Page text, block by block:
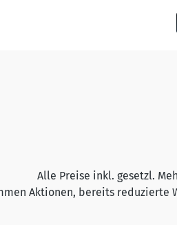
Alle Preise inkl. gesetzl.
Aktionen, bereits reduzierte